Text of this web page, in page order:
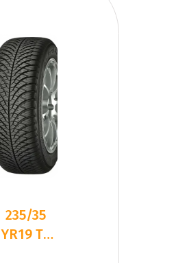
235/35
YR19 TL